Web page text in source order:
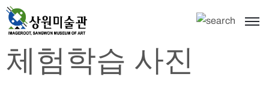
체험학습 사진